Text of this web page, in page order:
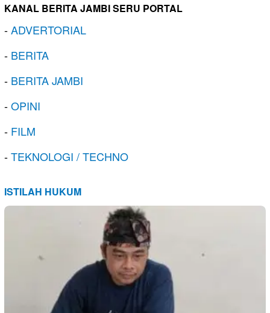
KANAL BERITA JAMBI SERU PORTAL
-ADVERTORIAL
- BERITA
- BERITA JAMBI
-OPINI
- FILM
-TEKNOLOGI / TECHNO
ISTILAH HUKUM